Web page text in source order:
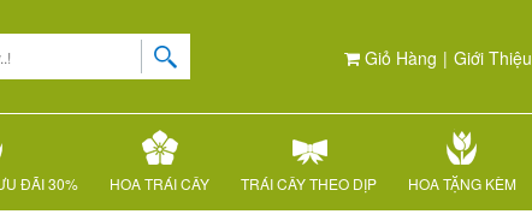
Giỏ Hàng | Giới Thiệu
ĐÃI 30% HOA TRÁI CÂY TRÁI CÂY THEO DỊP HOA TẶNG KÈM